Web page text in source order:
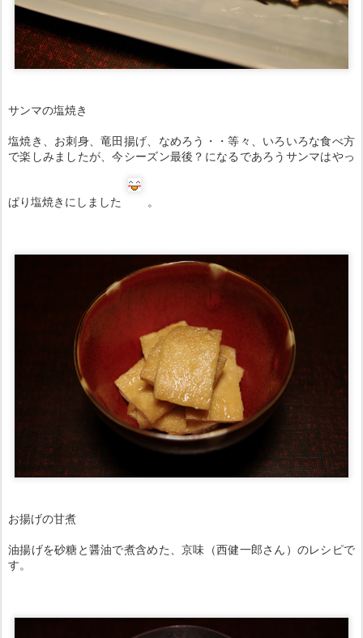
サンマの塩焼き
塩焼き、お刺身、竜田揚げ、なめろう・・等々、いろいろな食べ方
で楽しみましたが、今シーズン最後？になるであろうサンマはやっ
ぱり塩焼きにしました 。
お揚げの甘煮
油揚げを砂糖と醤油で煮含めた、京味（西健一郎さん）のレシピで
す。